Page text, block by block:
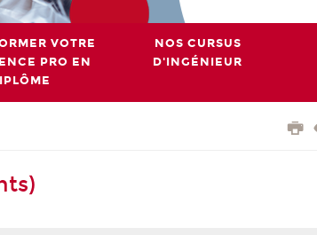
VOTRE
PRO EN
NOS CURSUS
D'INGÉNIEUR